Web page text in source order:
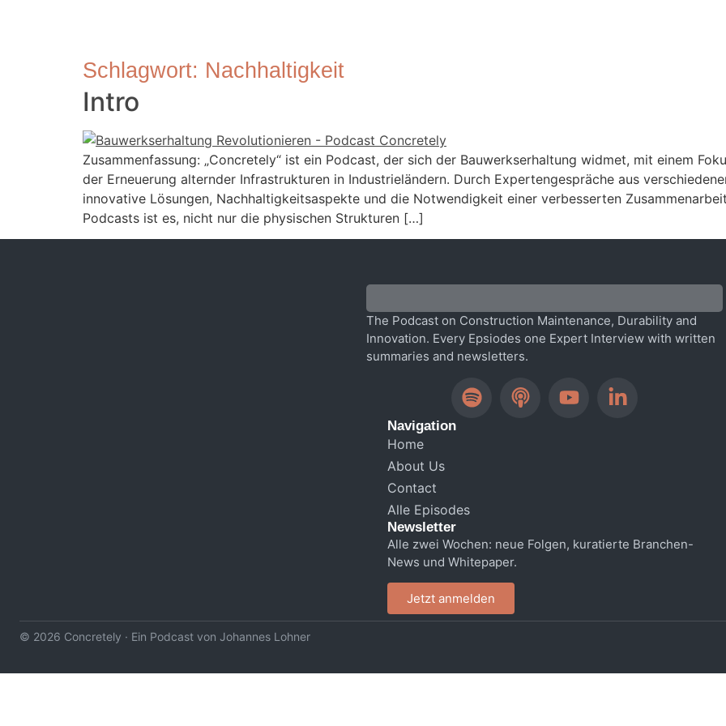
Schlagwort: Nachhaltigkeit
Intro
Zusammenfassung: „Concretely“ ist ein Podcast, der sich der Bauwerkserhaltung widmet, mit einem
der Erneuerung alternder Infrastrukturen in Industrieländern. Durch Expertengespräche aus
innovative Lösungen, Nachhaltigkeitsaspekte und die Notwendigkeit einer verbesserten
Podcasts ist es, nicht nur die physischen Strukturen […]
The Podcast on Construction Maintenance, Durability and
Innovation. Every Epsiodes one Expert Interview with written
summaries and newsletters.
Navigation
Home
About Us
Contact
Alle Episodes
Newsletter
Alle zwei Wochen: neue Folgen, kuratierte Branchen-
News und Whitepaper.
Jetzt anmelden
© 2026 Concretely · Ein Podcast von Johannes Lohner